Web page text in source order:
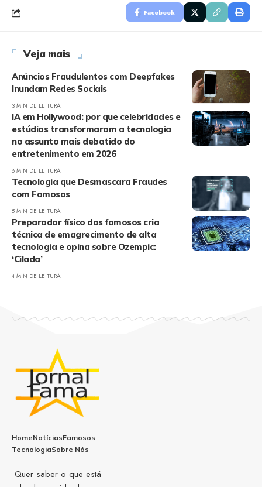
Facebook
Veja mais
Anúncios Fraudulentos com Deepfakes
Inundam Redes Sociais
3 MIN DE LEITURA
IA em Hollywood: por que celebridades e
estúdios transformaram a tecnologia
no assunto mais debatido do
entretenimento em 2026
8 MIN DE LEITURA
Tecnologia que Desmascara Fraudes
com Famosos
5 MIN DE LEITURA
Preparador físico dos famosos cria
técnica de emagrecimento de alta
tecnologia e opina sobre Ozempic:
‘Cilada’
4 MIN DE LEITURA
HomeNotíciasFamosos
TecnologiaSobre Nós
Quer saber o que está